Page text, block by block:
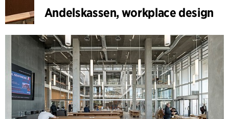
Andelskassen, workplace design